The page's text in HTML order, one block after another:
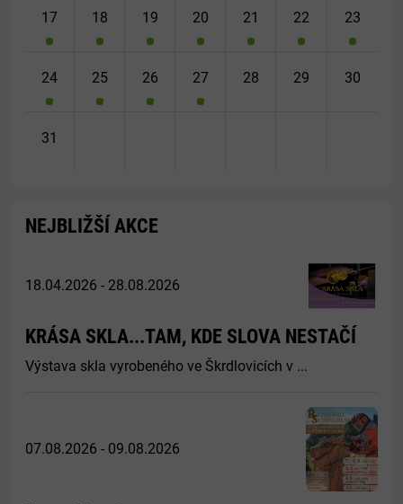
17 18 19 20 21 22 23
24 25 26 27 28 29 30
31
NEJBLIŽŠÍ AKCE
18.04.2026 - 28.08.2026
KRÁSA SKLA...TAM, KDE SLOVA NESTAČÍ
Výstava skla vyrobeného ve Škrdlovicích v ...
07.08.2026 - 09.08.2026